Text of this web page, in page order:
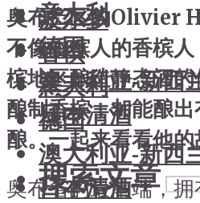
意大利
德国
澳大利亚-新西
日本清酒
搜索文章
波尔多
香槟
意大利
德国
澳大利亚-新西
日本清酒
奥布产区的Olivier
不像香槟人的香槟
槟地区酿造静态酒
酿制香槟，却能酿
酿。一起来看看他的
奥布省的最南端，